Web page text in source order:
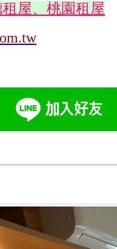
屋、桃園租屋